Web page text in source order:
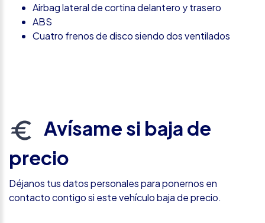
Airbag lateral de cortina delantero y trasero
ABS
Cuatro frenos de disco siendo dos ventilados
Avísame si baja de
precio
Déjanos tus datos personales para ponernos en
contacto contigo si este vehículo baja de precio.